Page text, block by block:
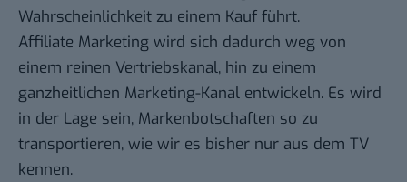
Wahrscheinlichkeit zu einem Kauf führt.
Affiliate Marketing wird sich dadurch weg von
einem reinen Vertriebskanal, hin zu einem
ganzheitlichen Marketing-Kanal entwickeln. Es wird
in der Lage sein, Markenbotschaften so zu
transportieren, wie wir es bisher nur aus dem TV
kennen.